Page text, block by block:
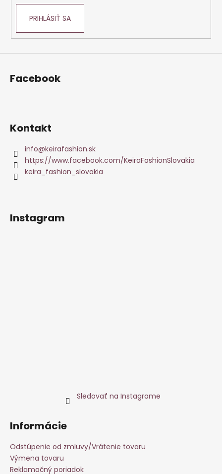
PRIHLÁSIŤ SA
Facebook
Kontakt
info@keirafashion.sk
https://www.facebook.com/KeiraFashionSlovakia
keira_fashion_slovakia
Instagram
Sledovať na Instagrame
Informácie
Odstúpenie od zmluvy/Vrátenie tovaru
Výmena tovaru
Reklamačný poriadok